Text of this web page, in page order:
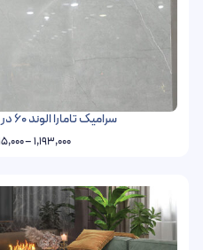
سرامیک تامارا الوند 60 در 120 پرسلان فول پولیش
1,193,000
–
1,115,000